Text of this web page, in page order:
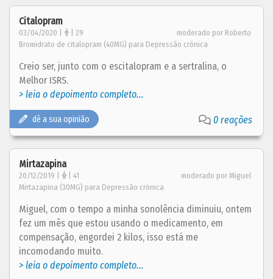
Citalopram
03/04/2020 | | 29
moderado por Roberto
Bromidrato de citalopram (40MG) para Depressão crónica
Creio ser, junto com o escitalopram e a sertralina, o
Melhor ISRS.
> leia o depoimento completo...
dê a sua opinião 0 reações
Mirtazapina
20/12/2019 | | 41
moderado por Miguel
Mirtazapina (30MG) para Depressão crónica
Miguel, com o tempo a minha sonolência diminuiu, ontem
fez um mês que estou usando o medicamento, em
compensação, engordei 2 kilos, isso está me
incomodando muito.
> leia o depoimento completo...